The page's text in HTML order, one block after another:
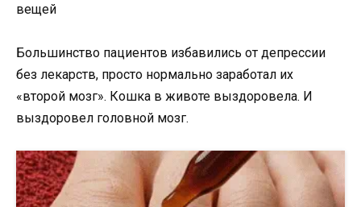
вещей
Большинство пациентов избавились от депрессии
без лекарств, просто нормально заработал их
«второй мозг». Кошка в животе выздоровела. И
выздоровел головной мозг.